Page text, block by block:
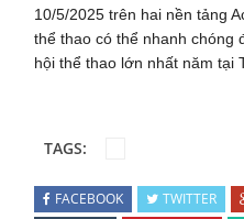
10/5/2025 trên hai nền tảng
thể thao có thể nhanh chóng
hội thể thao lớn nhất năm tại
TAGS:
FACEBOOK TWITTER